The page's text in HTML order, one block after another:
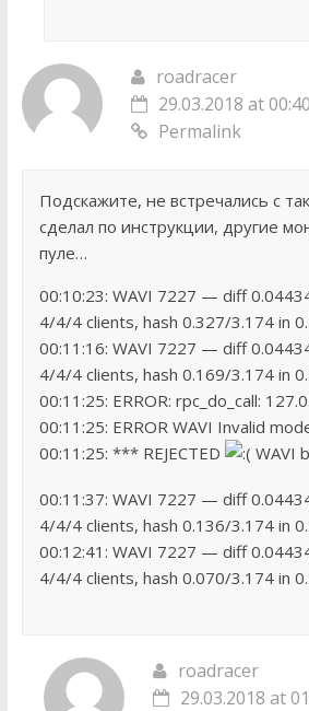
roadracer
29.03.2018 at 00:40
Permalink
Подскажите, не встречались с
сделал по инструкции, другие
пуле…
00:10:23: WAVI 7227 — diff
4/4/4 clients, hash 0.327/3.174 in
00:11:16: WAVI 7227 — diff
4/4/4 clients, hash 0.169/3.174 in
00:11:25: ERROR: rpc_do_call:
00:11:25: ERROR WAVI Invalid
00:11:25: *** REJECTED
WAVI
00:11:37: WAVI 7227 — diff
4/4/4 clients, hash 0.136/3.174 in
00:12:41: WAVI 7227 — diff
4/4/4 clients, hash 0.070/3.174 in
roadracer
29.03.2018 at